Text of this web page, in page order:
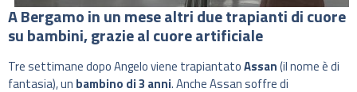
A Bergamo in un mese altri due trapianti di cuore
su bambini, grazie al cuore artificiale
Tre settimane dopo Angelo viene trapiantatoAssan(il nome è di
fantasia), un bambino di 3 anni. Anche Assan soffre di